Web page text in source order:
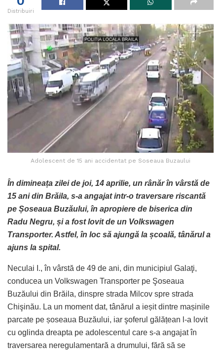
Distribuiri
Adolescent de 15 ani accidentat pe Soseaua Buzaului
În dimineața zilei de joi, 14 aprilie, un rânăr în vârstă de
15 ani din Brăila, s-a angajat intr-o traversare riscantă
pe Șoseaua Buzăului, în apropiere de biserica din
Radu Negru, și a fost lovit de un Volkswagen
Transporter. Astfel, în loc să ajungă la școală, tânărul a
ajuns la spital.
Neculai I., în vârstă de 49 de ani, din municipiul Galaţi,
conducea un Volkswagen Transporter pe Şoseaua
Buzăului din Brăila, dinspre strada Milcov spre strada
Chişinău. La un moment dat, tânărul a ieșit dintre mașinile
parcate pe șoseaua Buzăului, iar şoferul gălățean l-a lovit
cu oglinda dreapta pe adolescentul care s-a angajat în
traversarea neregulamentară a drumului, fără să se